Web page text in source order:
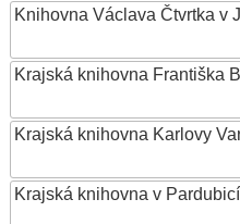
Knihovna Václava Čtvrtka v
Krajská knihovna Františka
Krajská knihovna Karlovy
Krajská knihovna v